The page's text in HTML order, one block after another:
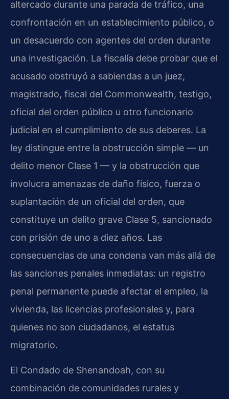
altercado durante una parada de tráfico, una
confrontación en un establecimiento público, o
un desacuerdo con agentes del orden durante
una investigación. La fiscalía debe probar que el
acusado obstruyó a sabiendas a un juez,
magistrado, fiscal del Commonwealth, testigo,
oficial del orden público u otro funcionario
judicial en el cumplimiento de sus deberes. La
ley distingue entre la obstrucción simple — un
delito menor Clase 1 — y la obstrucción que
involucra amenazas de daño físico, fuerza o
suplantación de un oficial del orden, que
constituye un delito grave Clase 5, sancionado
con prisión de uno a diez años. Las
consecuencias de una condena van más allá de
las sanciones penales inmediatas: un registro
penal permanente puede afectar el empleo, la
vivienda, las licencias profesionales y, para
quienes no son ciudadanos, el estatus
migratorio.
El Condado de Shenandoah, con su
combinación de comunidades rurales y